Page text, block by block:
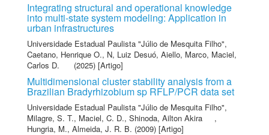
Integrating structural and operational knowledge
into multi-state system modeling: Application in
urban infrastructures
Universidade Estadual Paulista "Júlio de Mesquita Filho",
Caetano, Henrique O., N, Luiz Desuó, Aiello, Marco, Maciel,
Carlos D.
(2025) [Artigo]
Multidimensional cluster stability analysis from a
Brazilian Bradyrhizobium sp RFLP/PCR data set
Universidade Estadual Paulista "Júlio de Mesquita Filho",
Milagre, S. T., Maciel, C. D., Shinoda, Ailton Akira
,
Hungria, M., Almeida, J. R. B. (2009) [Artigo]